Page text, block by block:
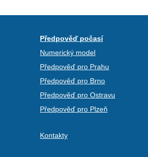
Předpověď počasí
Numerický model
Předpověď pro Prahu
Předpověď pro Brno
Předpověď pro Ostravu
Předpověď pro Plzeň
Kontakty